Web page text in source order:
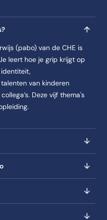
die motiveren en
Leraar Basisonderwijs
Leraar Basisonderwijs
onderwijs op maat voor
aan sterke lessen die goed
waarin elk kind tot zijn
Leraar Basisonderwijs
kinderen en hun sociale en
en partners en stemt je
(pabo) van de CHE is
leert hoe je grip krijgt op
van kinderen
Deze vijf thema's